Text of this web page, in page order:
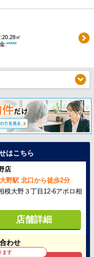
㎡
:*****
はこちら
店
野駅 北口から徒歩2分
模大野３丁目12-6アポロ相
店舗詳細
わせ
ます